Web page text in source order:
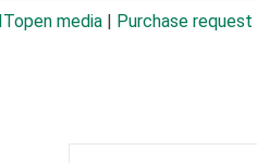
media Purchase request |